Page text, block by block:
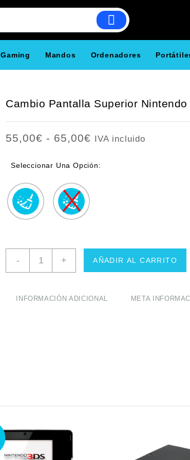
Gaming Mandos Ordenadores
Cambio Pantalla Superior Nintendo
55,00€ - 65,00€ Rango
desde
IVA incluido
Seleccionar Una Opción:
-
Pantalla
3DS
+ AÑADIR AL CARRITO
INFORMACIÓN ADICIONAL META